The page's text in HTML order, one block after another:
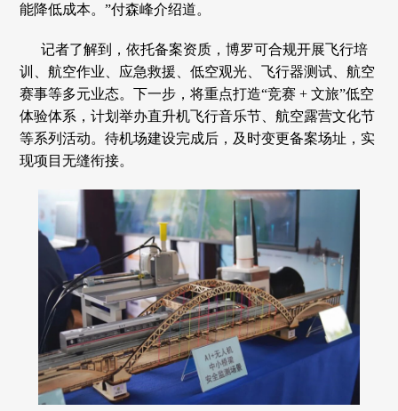
能降低成本。”付森峰介绍道。
记者了解到，依托备案资质，博罗可合规开展飞行培
训、航空作业、应急救援、低空观光、飞行器测试、航空
赛事等多元业态。下一步，将重点打造“竞赛 + 文旅”低空
体验体系，计划举办直升机飞行音乐节、航空露营文化节
等系列活动。待机场建设完成后，及时变更备案场址，实
现项目无缝衔接。